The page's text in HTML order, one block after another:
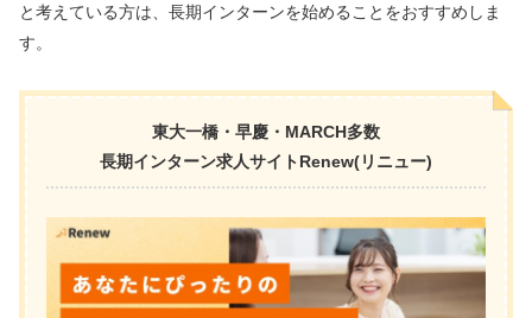
と考えている方は、長期インターンを始めることをおすすめしま
す。
東大一橋・早慶・MARCH多数
長期インターン求人サイトRenew(リニュー)